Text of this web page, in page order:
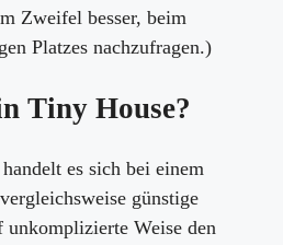
Zweifel besser, beim
Platzes nachzufragen.)
Tiny House?
es sich bei einem
günstige
Weise den